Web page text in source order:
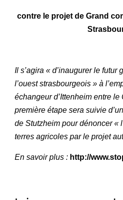
contre le projet de Grand
Il s’agira « d’inaugurer le futur
l’ouest strasbourgeois » à
échangeur d’Ittenheim entre le
première étape sera suivie
de Stutzheim pour dénoncer «
terres agricoles par le projet
En savoir plus : http://